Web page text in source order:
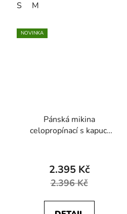
S M
NOVINKA
Pánská mikina
celopropínací s kapucí
2.395 Kč
2.396 Kč